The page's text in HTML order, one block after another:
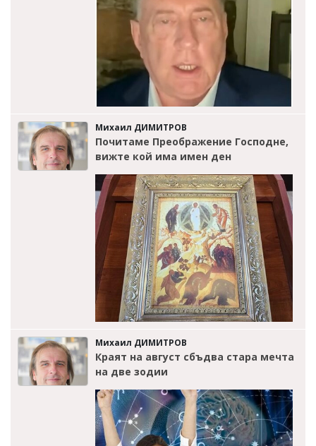
Михаил ДИМИТРОВ
Почитаме Преображение Господне,
вижте кой има имен ден
Михаил ДИМИТРОВ
Краят на август сбъдва стара мечта
на две зодии